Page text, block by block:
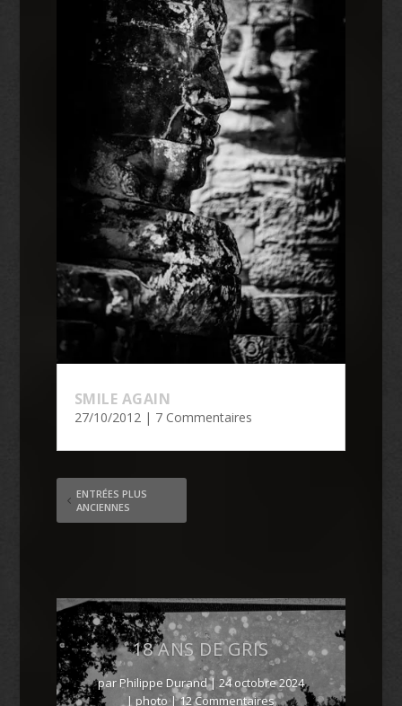
SMILE AGAIN
27/10/2012| 7 Commentaires
ENTRÉES PLUS
ANCIENNES
18 ANS DE GRIS
par Philippe Durand| 24 octobre 2024
| photo| 12 Commentaires